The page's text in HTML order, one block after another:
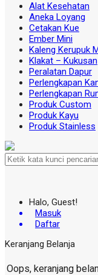
Alat Kesehatan
Aneka Loyang
Cetakan Kue
Ember Mini
Kaleng Kerupuk
Klakat – Kukusan
Peralatan Dapur
Perlengkapan
Perlengkapan
Produk Custom
Produk Kayu
Produk Stainless
Halo, Guest!
Masuk
Daftar
Keranjang Belanja
Oops, keranjang